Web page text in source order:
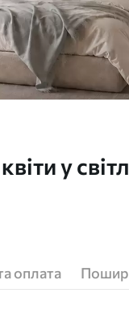
у
оплата